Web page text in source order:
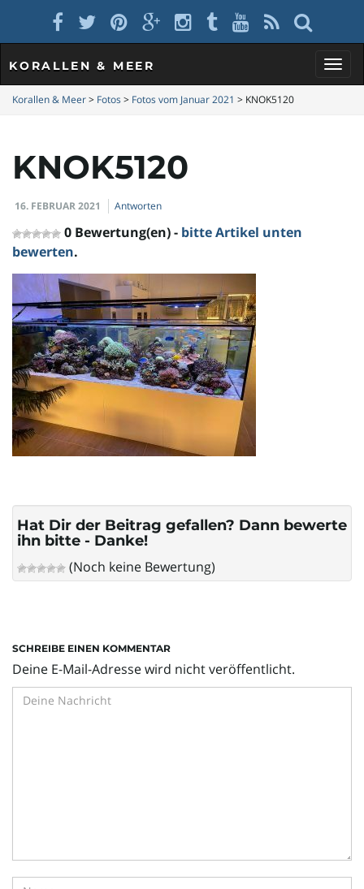
e
KORALLEN & MEER
Korallen & Meer> Fotos > Fotos vom Januar 2021 > KNOK5120
KNOK5120
16. FEBRUAR 2021 Antworten
0 Bewertung(en) - bitte Artikel unten
bewerten.
Hat Dir der Beitrag gefallen? Dann bewerte
ihn bitte - Danke!
(Noch keine Bewertung)
SCHREIBE EINEN KOMMENTAR
Deine E-Mail-Adresse wird nicht veröffentlicht.